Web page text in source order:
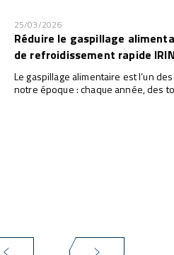
25/03/2026
Réduire le gaspillage
de refroidissement rapide
Le gaspillage alimentaire est l’un
notre époque : chaque année, des